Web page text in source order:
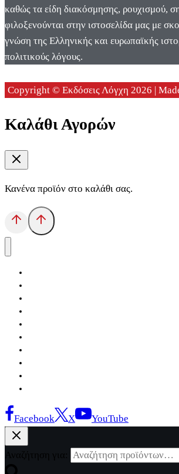
καθώς τα είδη διακόσμησης, ρουχισμού,
φιλοξενούνται στην ιστοσελίδα μας με
γνώση της Ελληνικής και ευρωπαϊκής
πολιτικούς λόγους.
Copyright © Εκδόσεις Λόγχη 2026 |
Καλάθι Αγορών
Κανένα προϊόν στο καλάθι σας.
Facebook X YouTube